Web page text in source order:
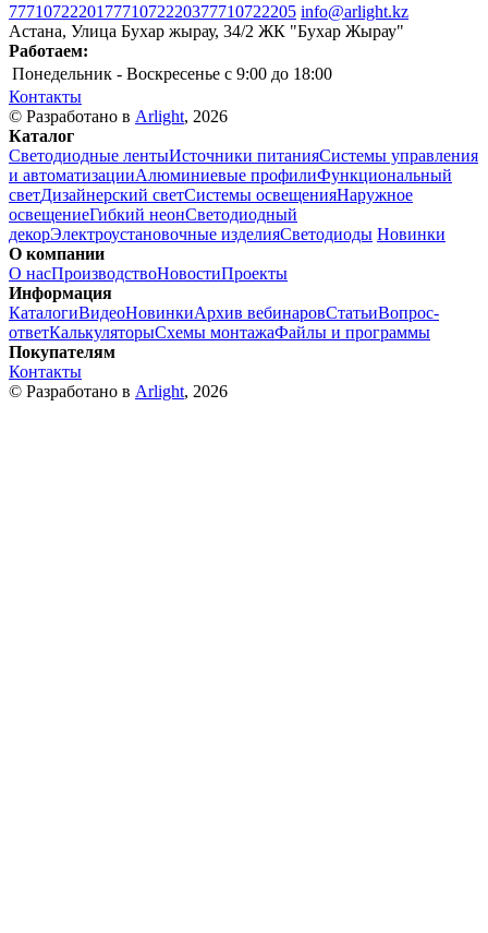
77710722201 7771072220377710722205 info@arlight.kz
Астана, Улица Бухар жырау, 34/2 ЖК "Бухар Жырау"
Работаем:
Понедельник - Воскресенье c 9:00 до 18:00
Контакты
© Разработано в Arlight, 2026
Каталог
Светодиодные лентыИсточники питанияСистемы управления
и автоматизацииАлюминиевые профилиФункциональный
светДизайнерский светСистемы освещенияНаружное
освещениеГибкий неонСветодиодный
декорЭлектроустановочные изделияСветодиоды Новинки
О компании
О насПроизводствоНовостиПроекты
Информация
КаталогиВидеоНовинкиАрхив вебинаровСтатьиВопрос-
ответКалькуляторыСхемы монтажаФайлы и программы
Покупателям
Контакты
© Разработано в Arlight, 2026